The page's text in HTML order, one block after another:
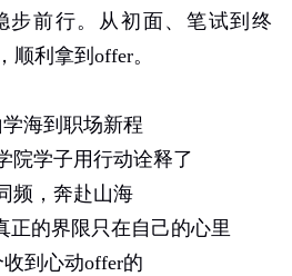
步前行。从初面、笔试到终
顺利拿到 offer。
海到职场新程
院学子用行动诠释了
频，奔赴山海
正的界限只在自己的心里
到心动offer的